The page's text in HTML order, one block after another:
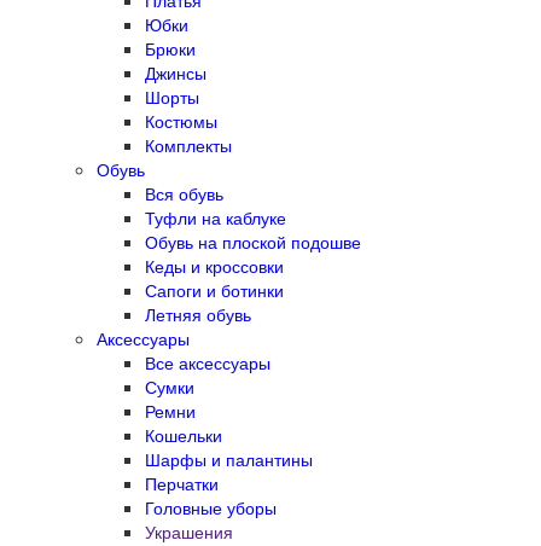
Юбки
Брюки
Джинсы
Шорты
Костюмы
Комплекты
Обувь
Вся обувь
Туфли на каблуке
Обувь на плоской подошве
Кеды и кроссовки
Сапоги и ботинки
Летняя обувь
Аксессуары
Все аксессуары
Сумки
Ремни
Кошельки
Шарфы и палантины
Перчатки
Головные уборы
Украшения